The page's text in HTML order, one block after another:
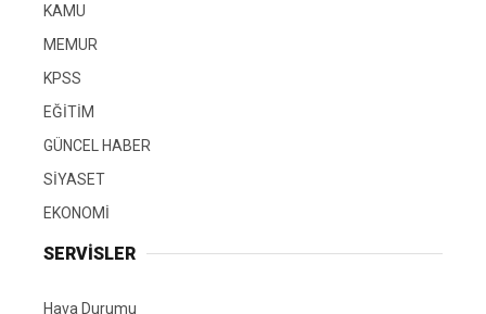
KAMU
MEMUR
KPSS
EĞİTİM
GÜNCEL HABER
SİYASET
EKONOMİ
SERVİSLER
Hava Durumu